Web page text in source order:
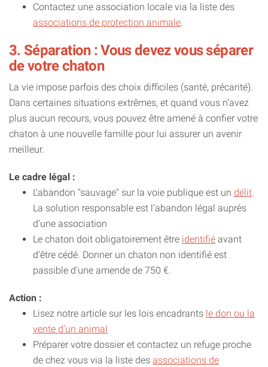
Contactez une association locale via la liste des
associations de protection animale
3. Séparation : Vous devez vous séparer
de votre chaton
La vie impose parfois des choix difficiles (santé, précarité).
Dans certaines situations extrêmes, et quand vous n’avez
plus aucun recours, vous pouvez être amené à confier votre
chaton à une nouvelle famille pour lui assurer un avenir
meilleur.
Le cadre légal :
L'abandon "sauvage" sur la voie publique est un délit
La solution responsable est l'abandon légal auprès
d'une association
Le chaton doit obligatoirement être identifié avant
d'être cédé. Donner un chaton non identifié est
passible d'une amende de 750 €.
Action :
Lisez notre article sur les lois encadrants le don ou la
vente d’un animal
Préparer votre dossier et contactez un refuge proche
de chez vous via la liste des associations de